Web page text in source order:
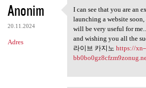
Anonim
20.11.2024
Adres
I can see that you
I can see that you are an
launching a website
will be very useful for
and wishing you all the
라이브 카지노 https://